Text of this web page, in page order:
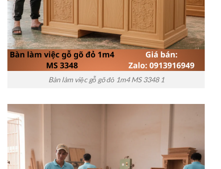
Bàn làm việc gỗ gõ đỏ 1m4 MS 3348 1